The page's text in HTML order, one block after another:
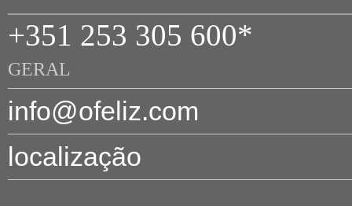
+351 253 305 600*
GERAL
info@ofeliz.com
localização